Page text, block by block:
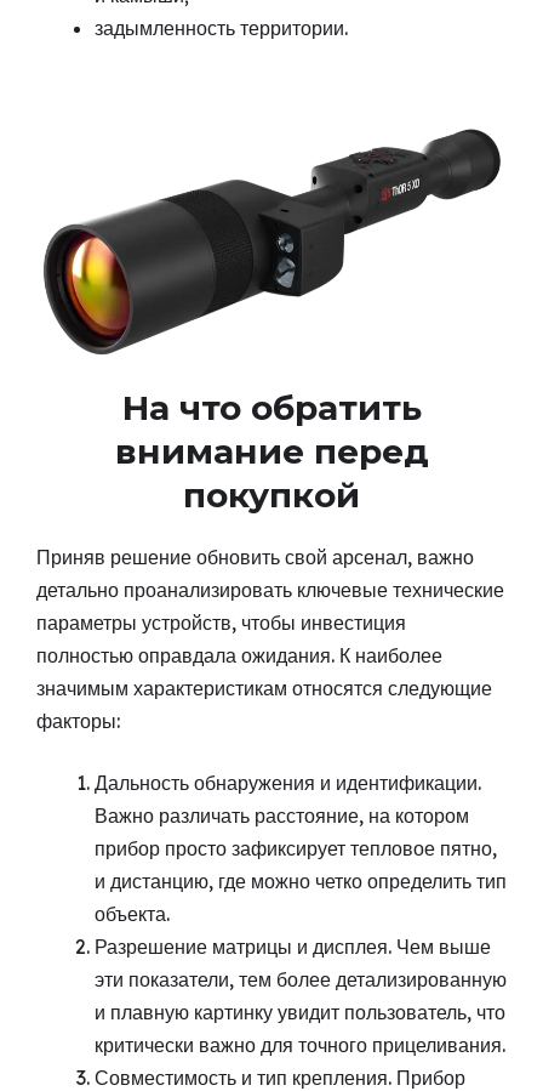
задымленность территории.
На что обратить
внимание перед
покупкой
Приняв решение обновить свой арсенал, важно
детально проанализировать ключевые технические
параметры устройств, чтобы инвестиция
полностью оправдала ожидания. К наиболее
значимым характеристикам относятся следующие
факторы:
Дальность обнаружения и идентификации.
Важно различать расстояние, на котором
прибор просто зафиксирует тепловое пятно,
и дистанцию, где можно четко определить тип
объекта.
Разрешение матрицы и дисплея. Чем выше
эти показатели, тем более детализированную
и плавную картинку увидит пользователь, что
критически важно для точного прицеливания.
Совместимость и тип крепления. Прибор